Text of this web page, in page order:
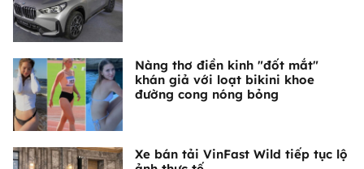
Nàng thơ điền kinh "đốt mắt"
khán giả với loạt bikini khoe
đường cong nóng bỏng
Xe bán tải VinFast Wild tiếp tục lộ